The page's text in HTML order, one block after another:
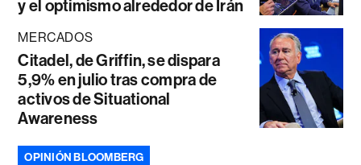
y el optimismo alrededor de Irán
MERCADOS
Citadel, de Griffin, se dispara
5,9% en julio tras compra de
activos de Situational
Awareness
OPINIÓN BLOOMBERG